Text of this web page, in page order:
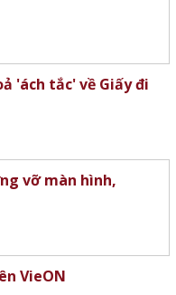
'ách tắc' về Giấy đi
vỡ màn hình,
VieON